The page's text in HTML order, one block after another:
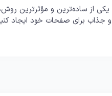
از ساده‌ترین و مؤثرترین
و جذاب برای صفحات خود ایجاد